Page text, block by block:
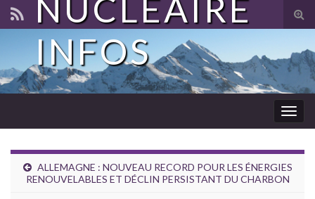
NUCLÉAIRE
INFOS
ALLEMAGNE : NOUVEAU RECORD POUR LES ÉNERGIES
RENOUVELABLES ET DÉCLIN PERSISTANT DU CHARBON